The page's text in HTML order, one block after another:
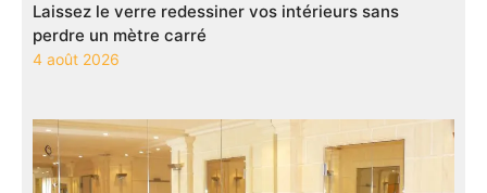
Laissez le verre redessiner vos intérieurs sans
perdre un mètre carré
4 août 2026